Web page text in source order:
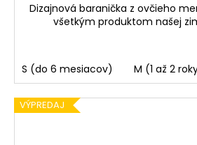
Dizajnová baranička z ovčieho
všetkým produktom našej
S (do 6 mesiacov) M (1 až 2
VÝPREDAJ